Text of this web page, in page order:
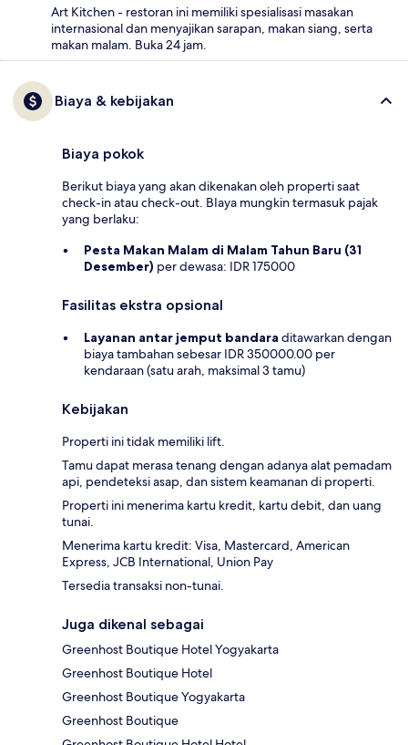
Art Kitchen - restoran ini memiliki spesialisasi masakan
internasional dan menyajikan sarapan, makan siang, serta
makan malam. Buka 24 jam.
Biaya & kebijakan
Biaya pokok
Berikut biaya yang akan dikenakan oleh properti saat
check-in atau check-out. BIaya mungkin termasuk pajak
yang berlaku:
Pesta Makan Malam di Malam Tahun Baru (31
Desember) per dewasa: IDR 175000
Fasilitas ekstra opsional
Layanan antar jemput bandara ditawarkan dengan
biaya tambahan sebesar IDR 350000.00 per
kendaraan (satu arah, maksimal 3 tamu)
Kebijakan
Properti ini tidak memiliki lift.
Tamu dapat merasa tenang dengan adanya alat pemadam
api, pendeteksi asap, dan sistem keamanan di properti.
Properti ini menerima kartu kredit, kartu debit, dan uang
tunai.
Menerima kartu kredit: Visa, Mastercard, American
Express, JCB International, Union Pay
Tersedia transaksi non-tunai.
Juga dikenal sebagai
Greenhost Boutique Hotel Yogyakarta
Greenhost Boutique Hotel
Greenhost Boutique Yogyakarta
Greenhost Boutique